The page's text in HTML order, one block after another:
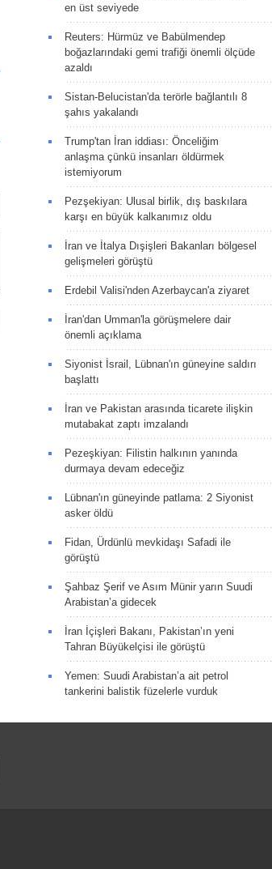
en üst seviyede
Reuters: Hürmüz ve Babülmendep
boğazlarındaki gemi trafiği önemli ölçüde
azaldı
Sistan-Belucistan'da terörle bağlantılı 8
şahıs yakalandı
Trump'tan İran iddiası: Önceliğim
anlaşma çünkü insanları öldürmek
istemiyorum
Pezşekiyan: Ulusal birlik, dış baskılara
karşı en büyük kalkanımız oldu
İran ve İtalya Dışişleri Bakanları bölgesel
gelişmeleri görüştü
Erdebil Valisi'nden Azerbaycan'a ziyaret
İran'dan Umman'la görüşmelere dair
önemli açıklama
Siyonist İsrail, Lübnan'ın güneyine saldırı
başlattı
İran ve Pakistan arasında ticarete ilişkin
mutabakat zaptı imzalandı
Pezeşkiyan: Filistin halkının yanında
durmaya devam edeceğiz
Lübnan'ın güneyinde patlama: 2 Siyonist
asker öldü
Fidan, Ürdünlü mevkidaşı Safadi ile
görüştü
Şahbaz Şerif ve Asım Münir yarın Suudi
Arabistan’a gidecek
İran İçişleri Bakanı, Pakistan’ın yeni
Tahran Büyükelçisi ile görüştü
Yemen: Suudi Arabistan’a ait petrol
tankerini balistik füzelerle vurduk